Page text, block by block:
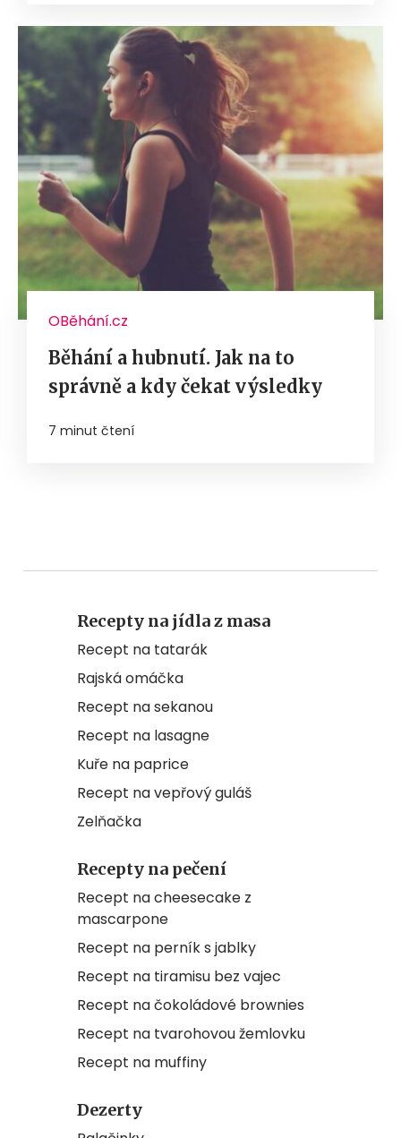
OBěhání.cz
Běhání a hubnutí. Jak na to
správně a kdy čekat výsledky
7 minut čtení
Recepty na jídla z masa
Recept na tatarák
Rajská omáčka
Recept na sekanou
Recept na lasagne
Kuře na paprice
Recept na vepřový guláš
Zelňačka
Recepty na pečení
Recept na cheesecake z
mascarpone
Recept na perník s jablky
Recept na tiramisu bez vajec
Recept na čokoládové brownies
Recept na tvarohovou žemlovku
Recept na muffiny
Dezerty